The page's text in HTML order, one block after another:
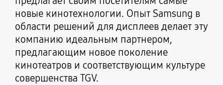
новые кинотехнологии. Опыт Samsung в
области решений для дисплеев делает эту
компанию идеальным партнером,
предлагающим новое поколение
кинотеатров и соответствующим культуре
совершенства TGV.